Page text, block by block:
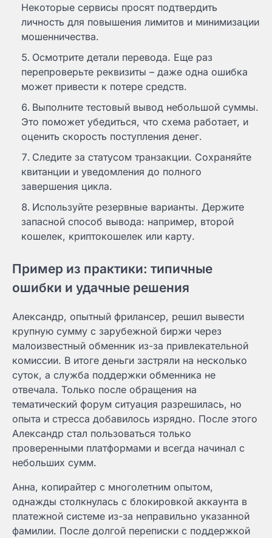
Некоторые сервисы просят подтвердить
личность для повышения лимитов и минимизации
мошенничества.
Осмотрите детали перевода. Еще раз
перепроверьте реквизиты – даже одна ошибка
может привести к потере средств.
Выполните тестовый вывод небольшой суммы.
Это поможет убедиться, что схема работает, и
оценить скорость поступления денег.
Следите за статусом транзакции. Сохраняйте
квитанции и уведомления до полного
завершения цикла.
Используйте резервные варианты. Держите
запасной способ вывода: например, второй
кошелек, криптокошелек или карту.
Пример из практики: типичные
ошибки и удачные решения
Александр, опытный фрилансер, решил вывести
крупную сумму с зарубежной биржи через
малоизвестный обменник из-за привлекательной
комиссии. В итоге деньги застряли на несколько
суток, а служба поддержки обменника не
отвечала. Только после обращения на
тематический форум ситуация разрешилась, но
опыта и стресса добавилось изрядно. После этого
Александр стал пользоваться только
проверенными платформами и всегда начинал с
небольших сумм.
Анна, копирайтер с многолетним опытом,
однажды столкнулась с блокировкой аккаунта в
платежной системе из-за неправильно указанной
фамилии. После долгой переписки с поддержкой